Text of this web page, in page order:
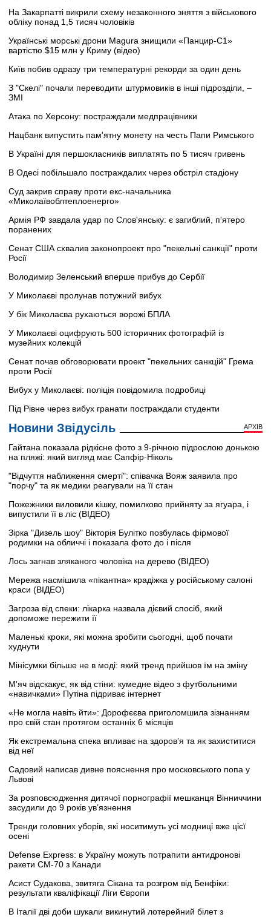
На Закарпатті викрили схему незаконного зняття з військового
обліку понад 1,5 тисяч чоловіків
Українські морські дрони Magura знищили «Панцир-С1»
вартістю $15 млн у Криму (відео)
Київ побив одразу три температурні рекорди за один день
З "Скелі" почали переводити штурмовиків в інші підрозділи, –
ЗМІ
Атака по Херсону: постраждали медпрацівники
Нацбанк випустить пам'ятну монету на честь Папи Римського
В Україні для першокласників виплатять по 5 тисяч гривень
В Одесі побільшало постраждалих через обстріл стадіону
Суд закрив справу проти екс-начальника
«Миколаївоблтеплоенерго»
Армія РФ завдала удар по Слов'янську: є загиблий, п'ятеро
поранених
Сенат США схвалив законопроект про "пекельні санкції" проти
Росії
Володимир Зеленський вперше прибув до Сербії
У Миколаєві пролунав потужний вибух
У бік Миколаєва рухаються ворожі БПЛА
У Миколаєві оцифрують 500 історичних фотографій із
музейних колекцій
Сенат почав обговорювати проект "пекельних санкцій" Грема
проти Росії
Вибух у Миколаєві: поліція повідомила подробиці
Під Рівне через вибух гранати постраждали студенти
Новини Звідусіль АРХІВ
Гайтана показала рідкісне фото з 9-річною підрослою донькою
на пляжі: який вигляд має Сапфір-Ніколь
"Відчуття наближення смерті": співачка Вояж заявила про
"порчу" та як медики реагували на її стан
Пожежники виловили кішку, помилково прийняту за ягуара, і
випустили її в ліс (ВІДЕО)
Зірка "Дизель шоу" Вікторія Булітко позбулась фірмової
родимки на обличчі і показала фото до і після
Лось загнав зляканого чоловіка на дерево (ВІДЕО)
Мережа насмішила «пікантна» крадіжка у російському салоні
краси (ВІДЕО)
Загроза від спеки: лікарка назвала дієвий спосіб, який
допоможе пережити її
Маленькі кроки, які можна зробити сьогодні, щоб почати
худнути
Мінісумки більше не в моді: який тренд прийшов їм на зміну
М'яч відскакує, як від стіни: кумедне відео з футбольними
«навичками» Путіна підриває інтернет
«Не могла навіть йти»: Дорофєєва приголомшила зізнанням
про свій стан протягом останніх 6 місяців
Як екстремальна спека впливає на здоров’я та як захиститися
від неї
Садовий написав дивне пояснення про московського попа у
Львові
За розповсюдження дитячої порнографії мешканця Вінниччини
засудили до 9 років ув’язнення
Тренди головних уборів, які носитимуть усі модниці вже цієї
осені
Defense Express: в Україну можуть потрапити антидронові
ракети CM-70 з Канади
Асист Судакова, звитяга Сікана та розгром від Бенфіки:
результати кваліфікації Ліги Європи
В Італії дві доби шукали викинутий лотерейний білет з